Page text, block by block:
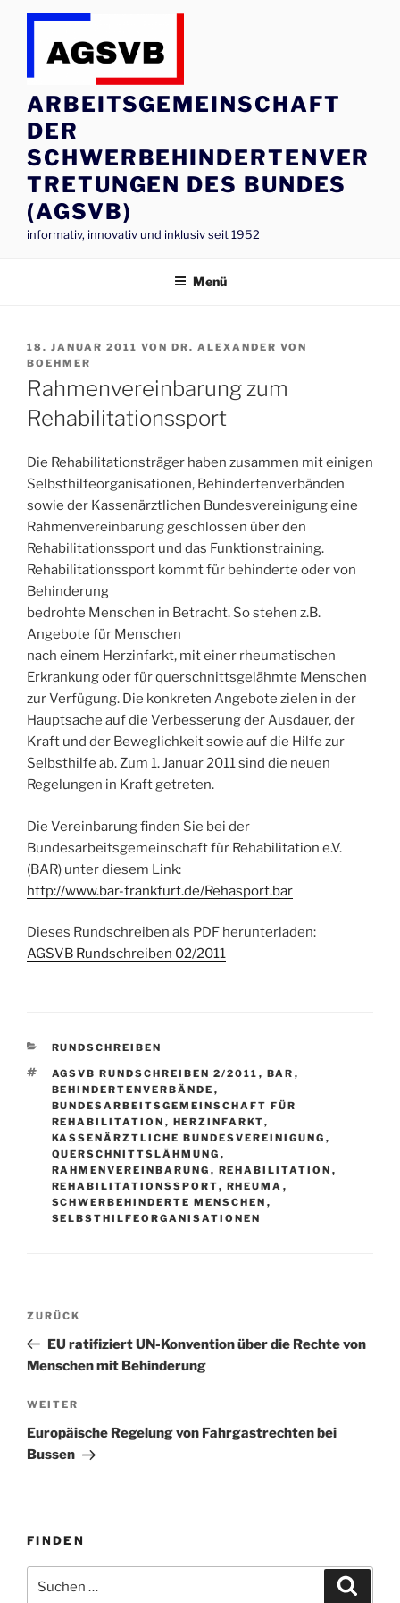
Zum
springen
ARBEITSGEMEINSCHAFT
DER
SCHWERBEHINDERTENVER
TRETUNGEN DES BUNDES
(AGSVB)
informativ, innovativ und inklusiv seit 1952
Menü
VERÖFFENTLICHT
AM
18. JANUAR 2011 VON DR. ALEXANDER VON
BOEHMER
Rahmenvereinbarung zum
Rehabilitationssport
Die Rehabilitationsträger haben zusammen mit einigen
Selbsthilfeorganisationen, Behindertenverbänden
sowie der Kassenärztlichen Bundesvereinigung eine
Rahmenvereinbarung geschlossen über den
Rehabilitationssport und das Funktionstraining.
Rehabilitationssport kommt für behinderte oder von
Behinderung
bedrohte Menschen in Betracht. So stehen z.B.
Angebote für Menschen
nach einem Herzinfarkt, mit einer rheumatischen
Erkrankung oder für querschnittsgelähmte Menschen
zur Verfügung. Die konkreten Angebote zielen in der
Hauptsache auf die Verbesserung der Ausdauer, der
Kraft und der Beweglichkeit sowie auf die Hilfe zur
Selbsthilfe ab. Zum 1. Januar 2011 sind die neuen
Regelungen in Kraft getreten.
Die Vereinbarung finden Sie bei der
Bundesarbeitsgemeinschaft für Rehabilitation e.V.
(BAR) unter diesem Link:
http://www.bar-frankfurt.de/Rehasport.bar
Dieses Rundschreiben als PDF herunterladen:
AGSVB Rundschreiben 02/2011
KATEGORIEN
RUNDSCHREIBEN
SCHLAGWÖRTER
AGSVB RUNDSCHREIBEN 2/2011 , BAR ,
BEHINDERTENVERBÄNDE ,
BUNDESARBEITSGEMEINSCHAFT FÜR
REHABILITATION , HERZINFARKT,
KASSENÄRZTLICHE BUNDESVEREINIGUNG ,
QUERSCHNITTSLÄHMUNG ,
RAHMENVEREINBARUNG , REHABILITATION ,
REHABILITATIONSSPORT, RHEUMA ,
SCHWERBEHINDERTE MENSCHEN ,
SELBSTHILFEORGANISATIONEN
Beitragsnavigation
Vorheriger
Beitrag
ZURÜCK
EU ratifiziert UN-Konvention über die Rechte von
Menschen mit Behinderung
Nächster
Beitrag
WEITER
Europäische Regelung von Fahrgastrechten bei
Bussen
FINDEN
nach: